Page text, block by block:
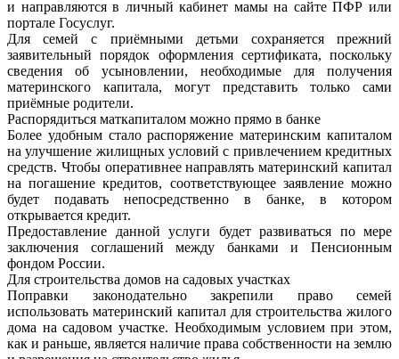
и направляются в личный кабинет мамы на сайте ПФР или
портале Госуслуг.
Для семей с приёмными детьми сохраняется прежний
заявительный порядок оформления сертификата, поскольку
сведения об усыновлении, необходимые для получения
материнского капитала, могут представить только сами
приёмные родители.
Распорядиться маткапиталом можно прямо в банке
Более удобным стало распоряжение материнским капиталом
на улучшение жилищных условий с привлечением кредитных
средств. Чтобы оперативнее направлять материнский капитал
на погашение кредитов, соответствующее заявление можно
будет подавать непосредственно в банке, в котором
открывается кредит.
Предоставление данной услуги будет развиваться по мере
заключения соглашений между банками и Пенсионным
фондом России.
Для строительства домов на садовых участках
Поправки законодательно закрепили право семей
использовать материнский капитал для строительства жилого
дома на садовом участке. Необходимым условием при этом,
как и раньше, является наличие права собственности на землю